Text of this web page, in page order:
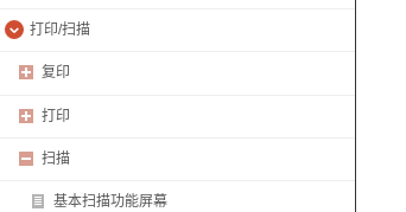
打印/扫描
复印
打印
扫描
基本扫描功能屏幕